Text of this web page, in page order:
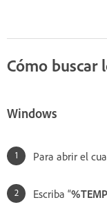
Cómo buscar
Windows
Para abrir el
Escriba “